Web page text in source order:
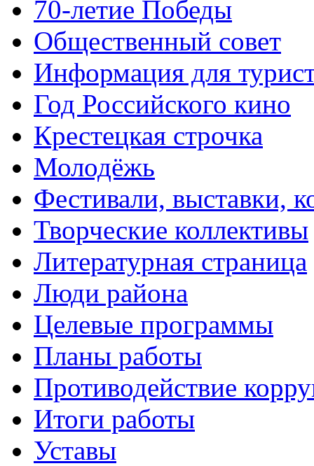
70-летие Победы
Общественный совет
Информация для
Год Российского кино
Крестецкая строчка
Молодёжь
Фестивали, выставки,
Творческие коллективы
Литературная страница
Люди района
Целевые программы
Планы работы
Противодействие
Итоги работы
Уставы